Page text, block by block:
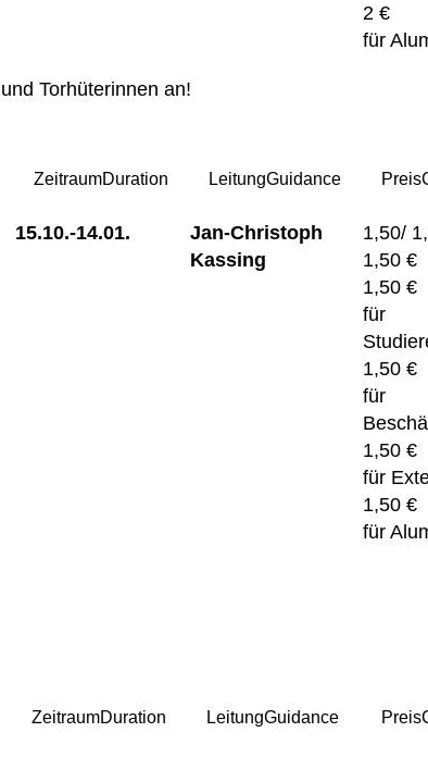
2 €
für
Torhüterinnen an!
ZeitraumDuration LeitungGuidance Preis
15.10.-14.01.
Jan-Christoph
Kassing
1,50/
1,50 €
1,50 €
für
1,50 €
für
1,50 €
für
1,50 €
für
ZeitraumDuration LeitungGuidance Preis